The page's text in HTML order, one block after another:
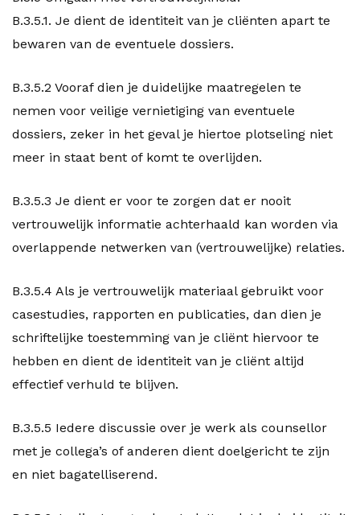
B.3.5.1. Je dient de identiteit van je cliënten apart te
bewaren van de eventuele dossiers.
B.3.5.2 Vooraf dien je duidelijke maatregelen te
nemen voor veilige vernietiging van eventuele
dossiers, zeker in het geval je hiertoe plotseling niet
meer in staat bent of komt te overlijden.
B.3.5.3 Je dient er voor te zorgen dat er nooit
vertrouwelijk informatie achterhaald kan worden via
overlappende netwerken van (vertrouwelijke) relaties.
B.3.5.4 Als je vertrouwelijk materiaal gebruikt voor
casestudies, rapporten en publicaties, dan dien je
schriftelijke toestemming van je cliënt hiervoor te
hebben en dient de identiteit van je cliënt altijd
effectief verhuld te blijven.
B.3.5.5 Iedere discussie over je werk als counsellor
met je collega’s of anderen dient doelgericht te zijn
en niet bagatelliserend.